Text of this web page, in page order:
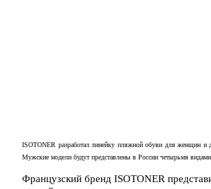
ISOTONER разработал линейку пляжной обуви для женщин
Мужские модели будут представлены в России четырьмя
Французский бренд ISOTONER